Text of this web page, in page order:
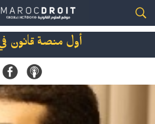
أول منصة قانون